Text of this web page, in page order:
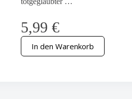
5,99 €
In den Warenkorb